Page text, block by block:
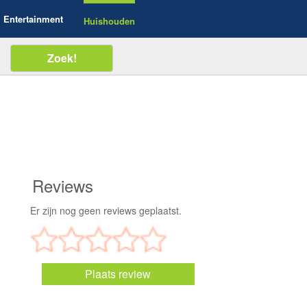
Entertainment Huishouden
Reviews
Er zijn nog geen reviews geplaatst.
Plaats review